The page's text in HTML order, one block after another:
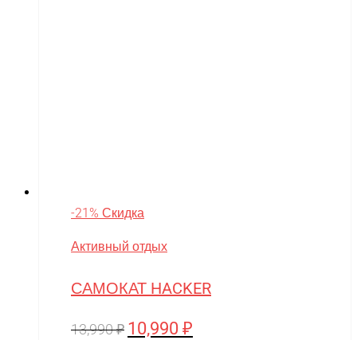
-21% Скидка
Активный отдых
САМОКАТ HACKER
13,990₽ Первоначальная
10,990 ₽